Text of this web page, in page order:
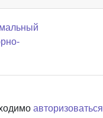
авторизоваться